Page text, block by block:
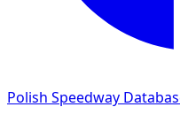
Polish Speedway